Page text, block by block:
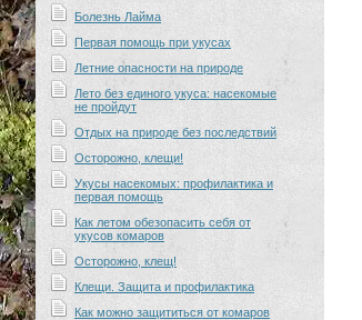
Болезнь Лайма
Первая помощь при укусах
Летние опасности на природе
Лето без единого укуса: насекомые
не пройдут
Отдых на природе без последствий
Осторожно, клещи!
Укусы насекомых: профилактика и
первая помощь
Как летом обезопасить себя от
укусов комаров
Осторожно, клещ!
Клещи. Защита и профилактика
Как можно защититься от комаров